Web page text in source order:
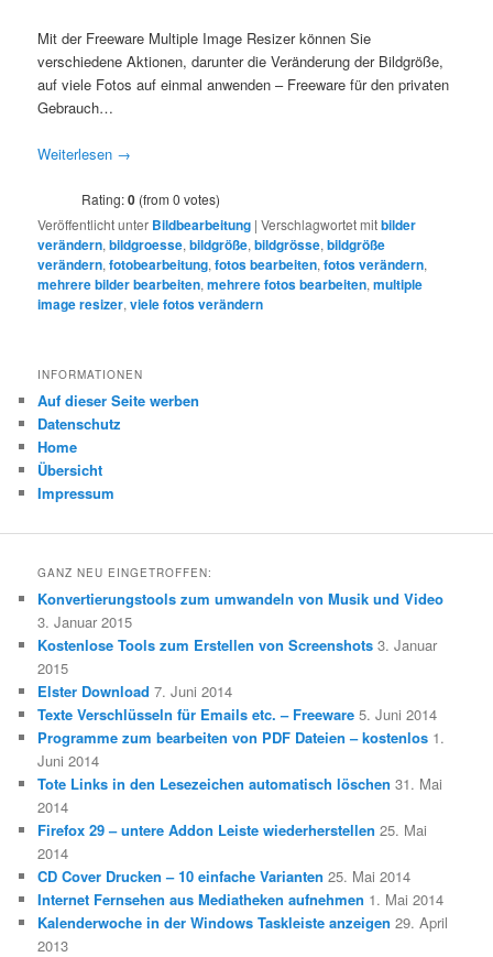
Mit der Freeware Multiple Image Resizer können Sie
verschiedene Aktionen, darunter die Veränderung der Bildgröße,
auf viele Fotos auf einmal anwenden – Freeware für den privaten
Gebrauch…
Weiterlesen →
Rating:0 (from 0 votes)
Veröffentlicht unter Bildbearbeitung |Verschlagwortet mitbilder
verändern,bildgroesse,bildgröße,bildgrösse,bildgröße
verändern,fotobearbeitung,fotos bearbeiten,fotos verändern,
mehrere bilder bearbeiten,mehrere fotos bearbeiten,multiple
image resizer,viele fotos verändern
INFORMATIONEN
Auf dieser Seite werben
Datenschutz
Home
Übersicht
Impressum
GANZ NEU EINGETROFFEN:
Konvertierungstools zum umwandeln von Musik und Video
3. Januar 2015
Kostenlose Tools zum Erstellen von Screenshots 3. Januar
2015
Elster Download 7. Juni 2014
Texte Verschlüsseln für Emails etc. – Freeware 5. Juni 2014
Programme zum bearbeiten von PDF Dateien – kostenlos 1.
Juni 2014
Tote Links in den Lesezeichen automatisch löschen 31. Mai
2014
Firefox 29 – untere Addon Leiste wiederherstellen 25. Mai
2014
CD Cover Drucken – 10 einfache Varianten 25. Mai 2014
Internet Fernsehen aus Mediatheken aufnehmen 1. Mai 2014
Kalenderwoche in der Windows Taskleiste anzeigen 29. April
2013